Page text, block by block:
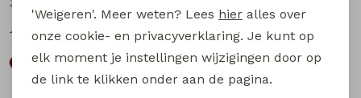
12,99
12,99
'Weigeren'. Meer weten? Lees hier alles over
onze cookie- en privacyverklaring. Je kunt op
elk moment je instellingen wijzigingen door op
de link te klikken onder aan de pagina.